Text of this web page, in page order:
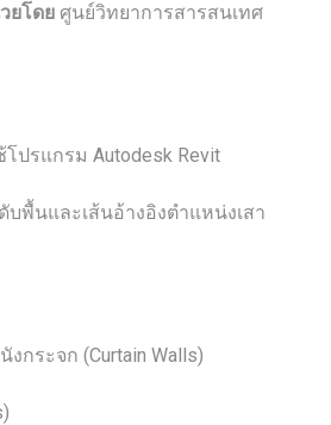
ยโดย ศูนย์วิทยาการสารสนเทศ
ปรแกรม Autodesk Revit
บพื้นและเส้นอ้างอิงตำแหน่งเสา
กระจก (Curtain Walls)